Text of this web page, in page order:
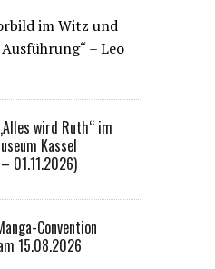
im Witz und
– Leo
wird Ruth“ im
Kassel
01.11.2026)
Convention
15.08.2026